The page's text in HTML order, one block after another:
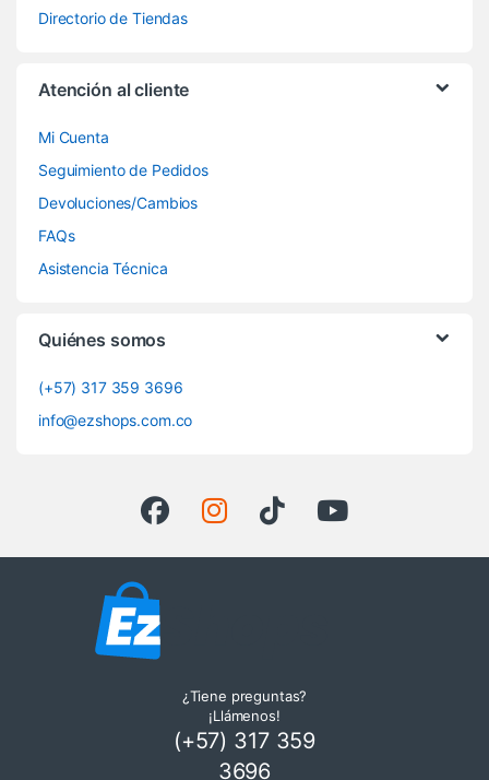
Directorio de Tiendas
Atención al cliente
Mi Cuenta
Seguimiento de Pedidos
Devoluciones/Cambios
FAQs
Asistencia Técnica
Quiénes somos
(+57) 317 359 3696
info@ezshops.com.co
¿Tiene preguntas?
¡Llámenos!
(+57) 317 359
3696